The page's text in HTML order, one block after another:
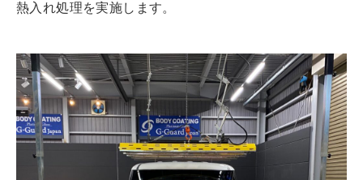
熱入れ処理を実施します。